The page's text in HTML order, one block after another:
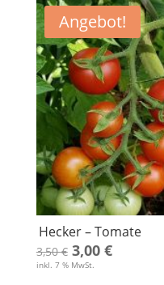
Angebot!
Hecker – Tomate
3,50€ Ursprünglicher
Preis
3,00 €Aktueller
inkl. 7 % MwSt.